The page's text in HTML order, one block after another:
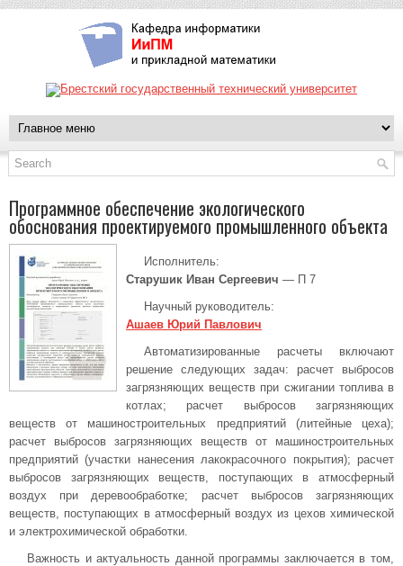
Программное обеспечение экологического
обоснования проектируемого промышленного объекта
Исполнитель:
Старушик Иван Сергеевич — П 7
Научный руководитель:
Ашаев Юрий Павлович
Автоматизированные расчеты включают
решение следующих задач: расчет выбросов
загрязняющих веществ при сжигании топлива в
котлах; расчет выбросов загрязняющих
веществ от машиностроительных предприятий (литейные цеха);
расчет выбросов загрязняющих веществ от машиностроительных
предприятий (участки нанесения лакокрасочного покрытия); расчет
выбросов загрязняющих веществ, поступающих в атмосферный
воздух при деревообработке; расчет выбросов загрязняющих
веществ, поступающих в атмосферный воздух из цехов химической
и электрохимической обработки.
Важность и актуальность данной программы заключается в том,